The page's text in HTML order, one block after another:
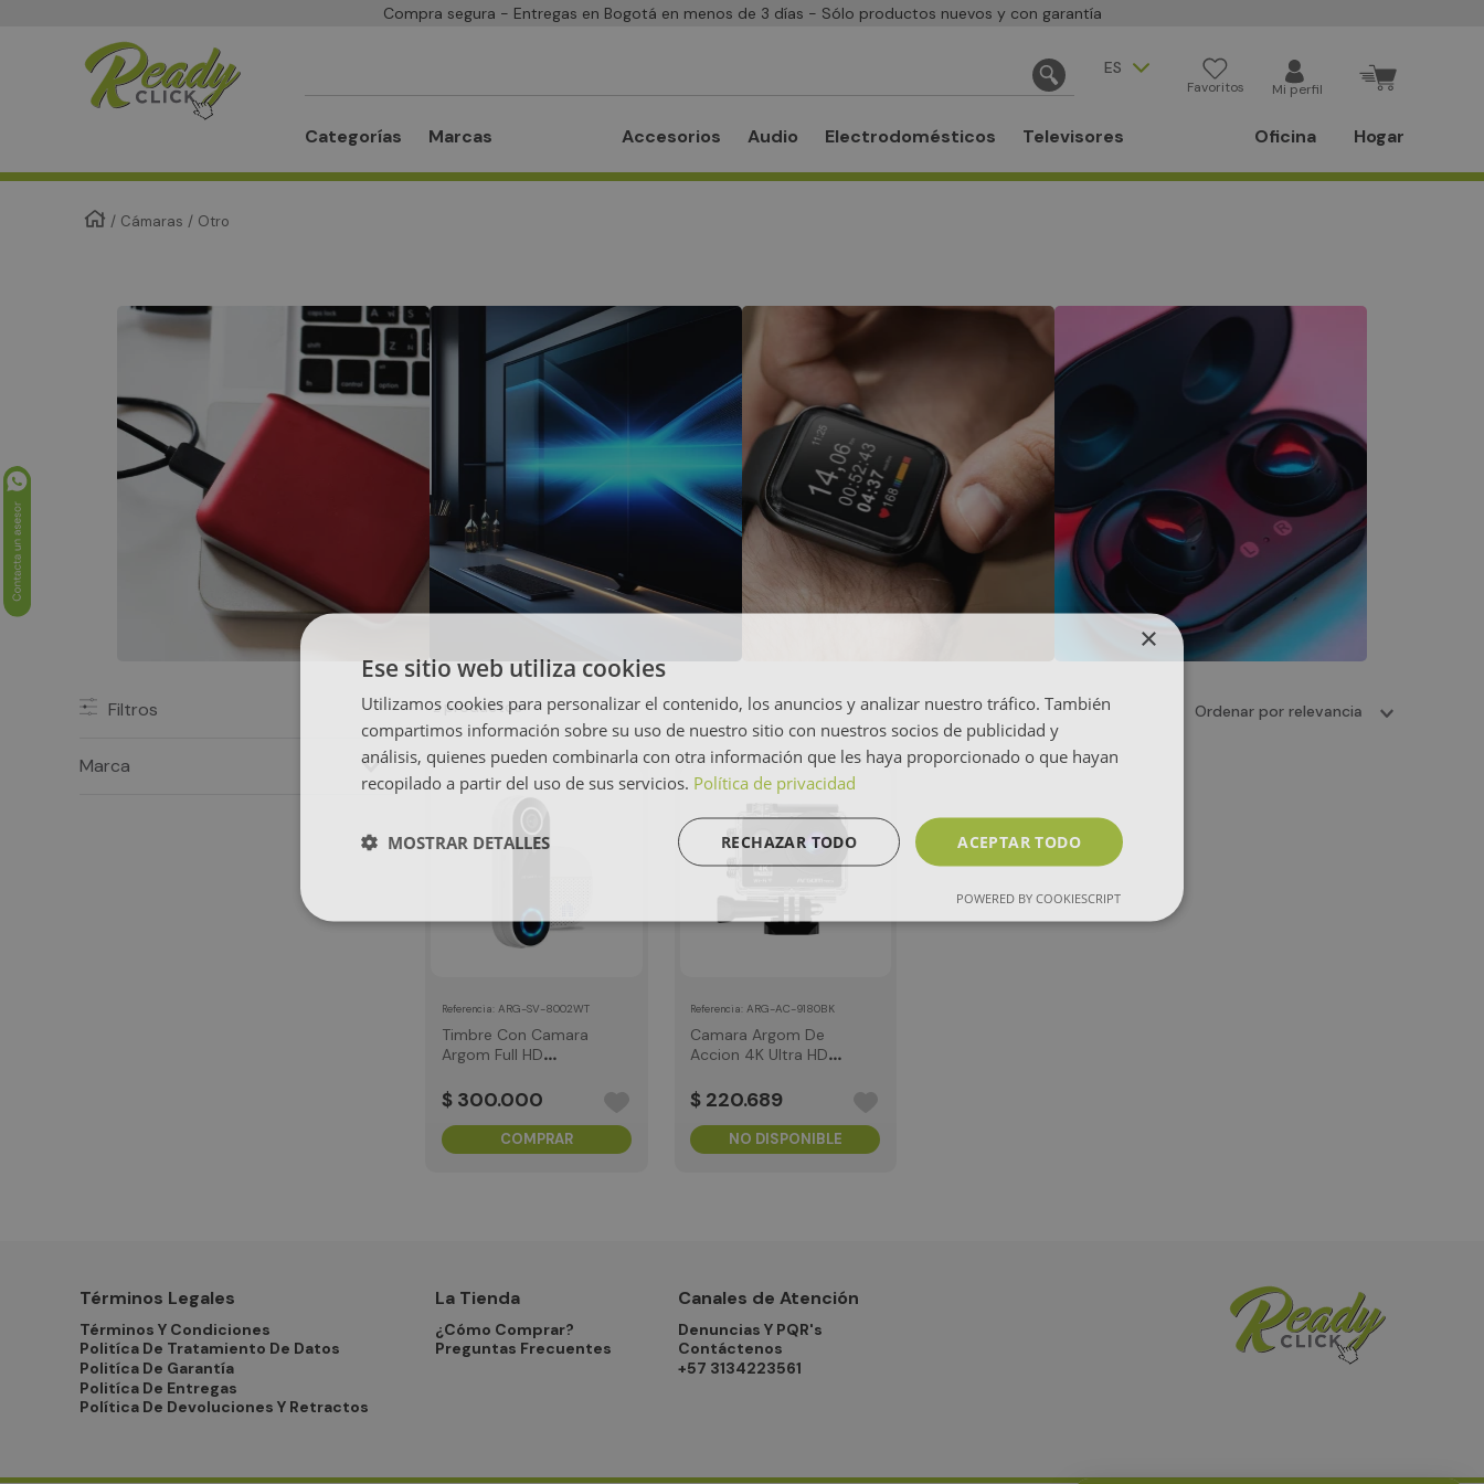
Compra segura - Entregas en Bogotá en menos de 3 días - Sólo productos nuevos y con garantía
ES
Favoritos Mi perfil
Categorías Marcas Accesorios Audio Electrodomésticos Televisores Oficina Hogar
Cámaras Otro
Filtros
Marca
2 productos Ordenar por relevancia
Referencia ARG-SV-8002WT
Timbre Con Camara
Argom Full HD
$ 300.000
COMPRAR
Referencia :ARG-AC-9180BK
Camara Argom De
Accion 4K Ultra HD-
$ 220.689
NO DISPONIBLE
Términos Legales
Términos Y Condiciones
Politíca De Tratamiento De Datos
Politíca De Garantía
Politíca De Entregas
Política De Devoluciones Y Retractos
La Tienda
¿Cómo Comprar?
Preguntas Frecuentes
Canales de Atención
Denuncias Y PQR's
Contáctenos
+57 3134223561
×
Ese sitio web utiliza cookies
Utilizamos cookies para personalizar el contenido, los anuncios y analizar nuestro tráfico. También
compartimos información sobre su uso de nuestro sitio con nuestros socios de publicidad y
análisis, quienes pueden combinarla con otra información que les haya proporcionado o que hayan
recopilado a partir del uso de sus servicios. Política de privacidad
ACEPTAR TODO
RECHAZAR TODO
MOSTRAR DETALLES
POWERED BY COOKIESCRIPT